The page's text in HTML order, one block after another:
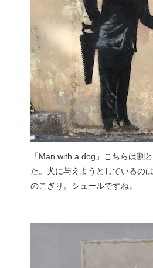
「Man with a dog」こちらは割
た。犬に与えようとしているの
のこぎり。シュールですね。